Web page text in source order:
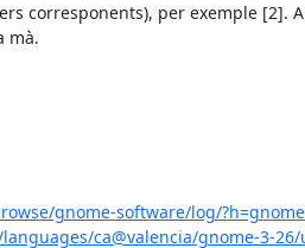
corresponents), per exemple [2].
mà.
gnome-software/log/
ca@valencia/gnome-3-